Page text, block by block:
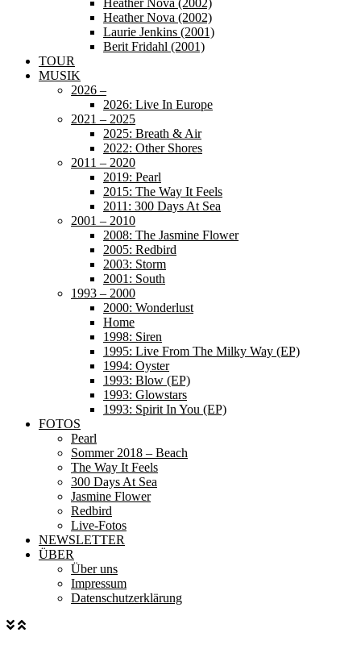
Heather Nova (2002)
Heather Nova (2002)
Laurie Jenkins (2001)
Berit Fridahl (2001)
TOUR
MUSIK
2026 –
2026: Live In Europe
2021 – 2025
2025: Breath & Air
2022: Other Shores
2011 – 2020
2019: Pearl
2015: The Way It Feels
2011: 300 Days At Sea
2001 – 2010
2008: The Jasmine Flower
2005: Redbird
2003: Storm
2001: South
1993 – 2000
2000: Wonderlust
Home
1998: Siren
1995: Live From The Milky Way (EP)
1994: Oyster
1993: Blow (EP)
1993: Glowstars
1993: Spirit In You (EP)
FOTOS
Pearl
Sommer 2018 – Beach
The Way It Feels
300 Days At Sea
Jasmine Flower
Redbird
Live-Fotos
NEWSLETTER
ÜBER
Über uns
Impressum
Datenschutzerklärung